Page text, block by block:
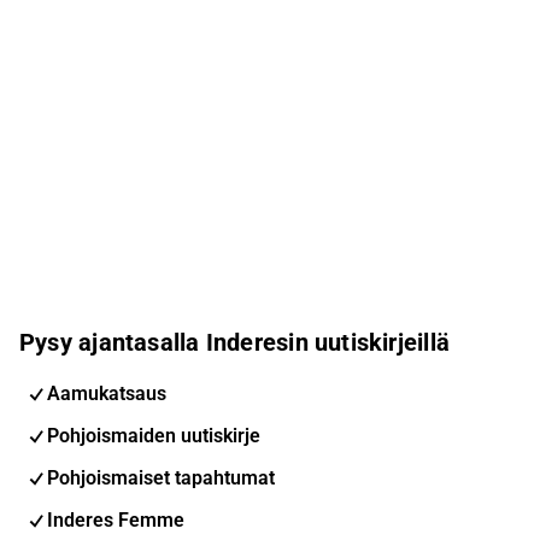
Pysy ajantasalla Inderesin uutiskirjeillä
Aamukatsaus
Pohjoismaiden uutiskirje
Pohjoismaiset tapahtumat
Inderes Femme